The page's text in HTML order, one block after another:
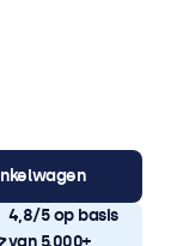
4,8/5 op basis
van 5.000+